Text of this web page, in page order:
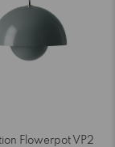
Flowerpot VP2